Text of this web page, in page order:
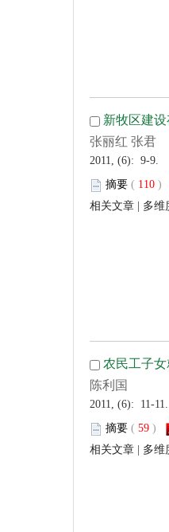
2011, (6): 9-9.
(
)
2011, (6): 11-11.
(
)